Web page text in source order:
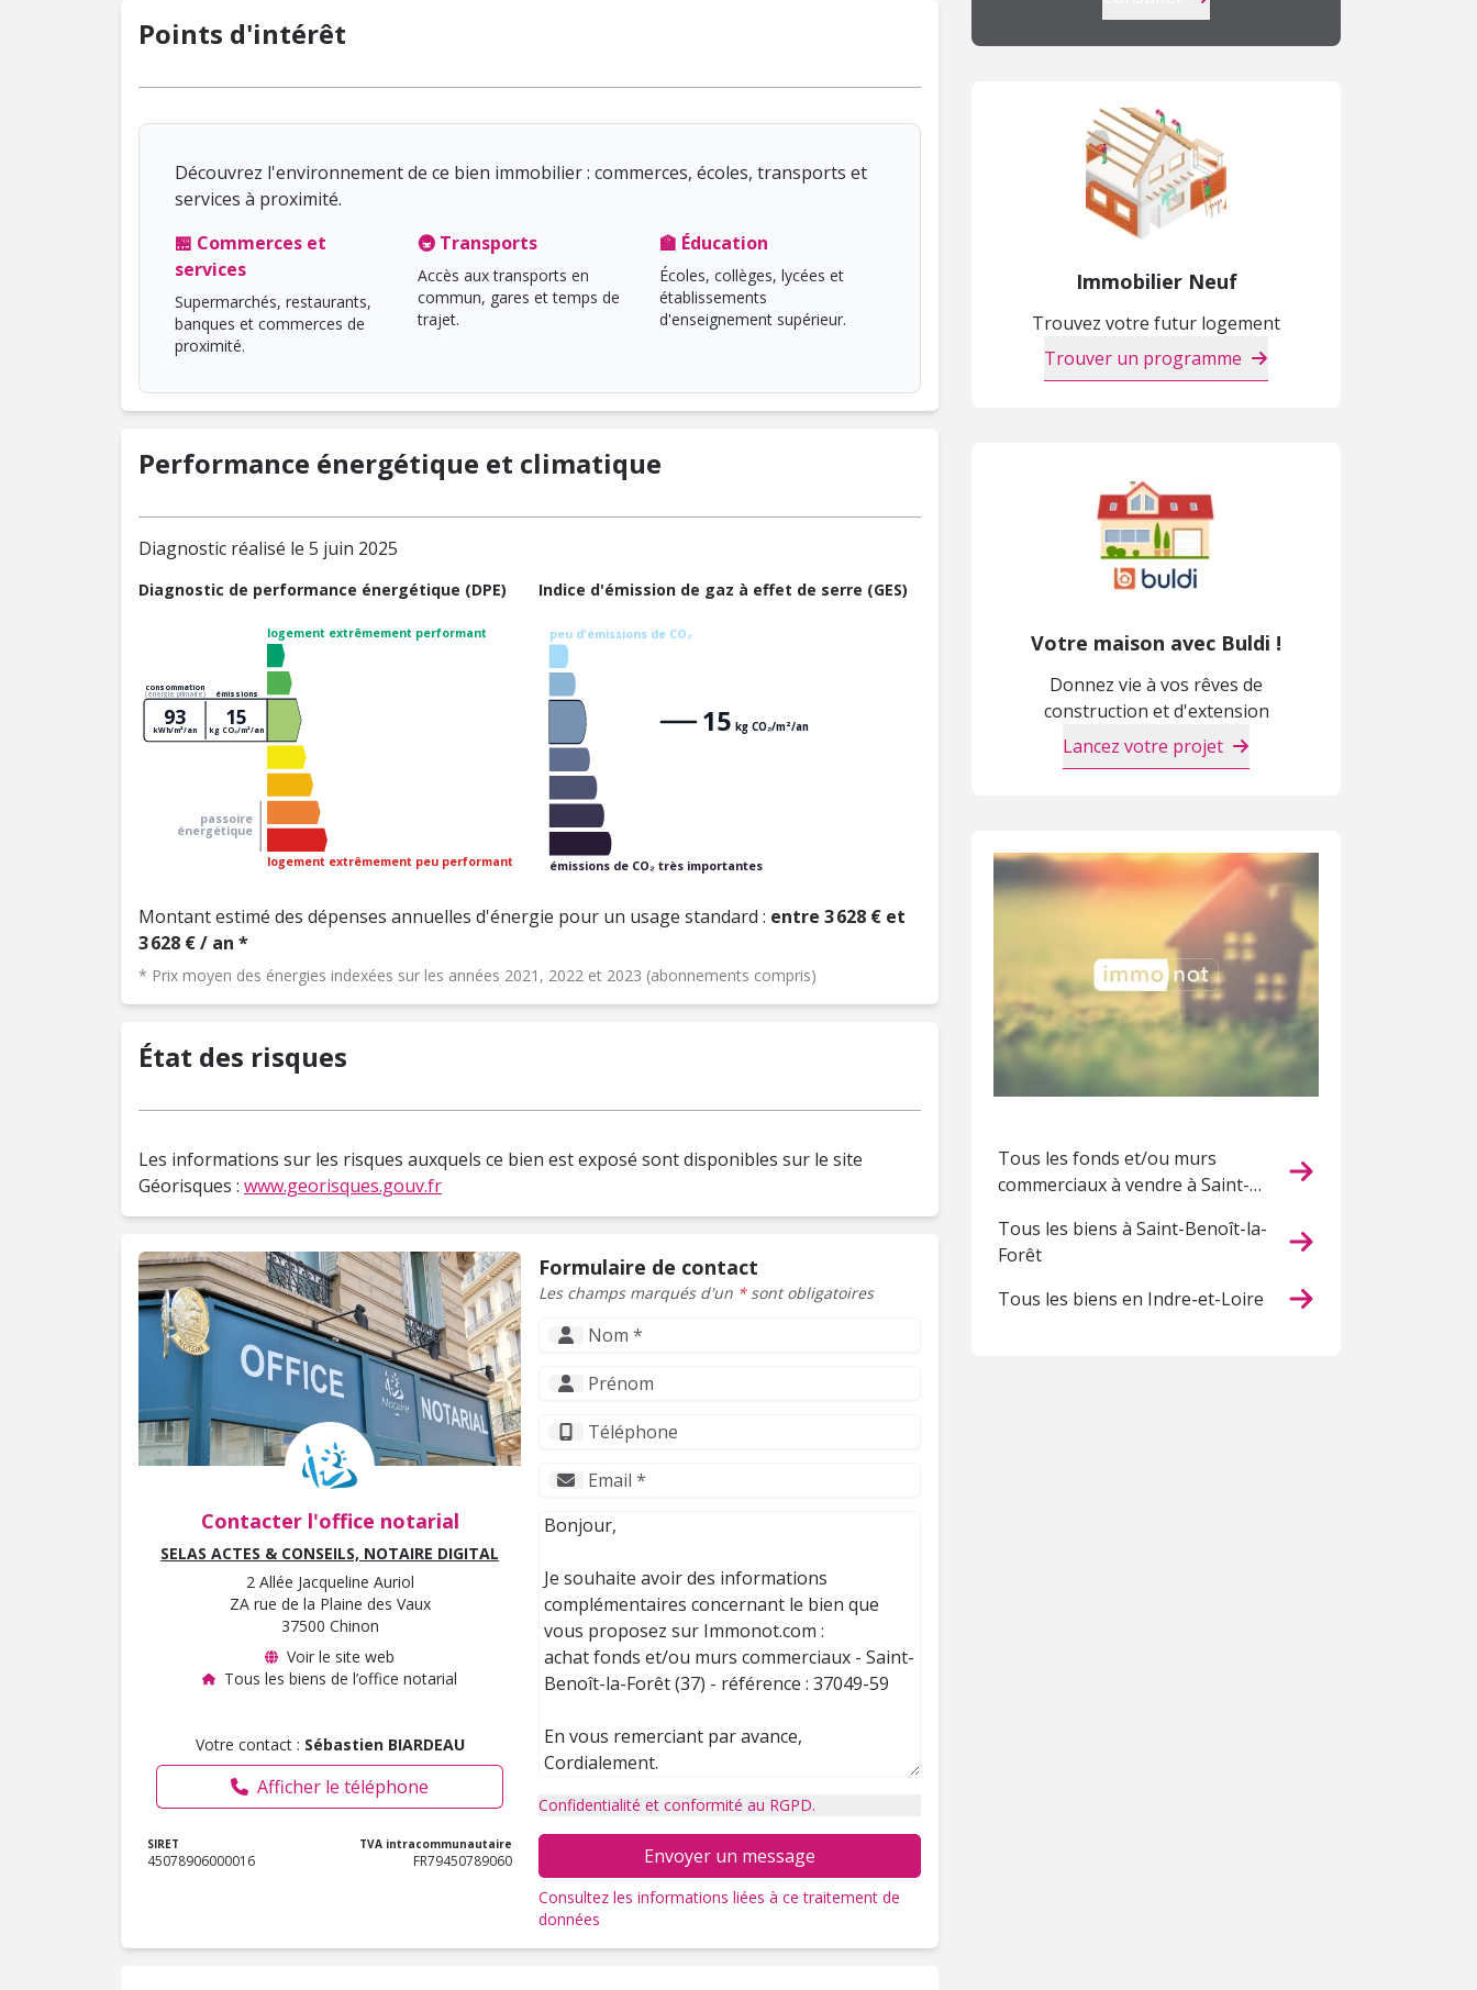
Points d'intérêt
Découvrez l'environnement de ce bien immobilier : commerces, écoles, transports et
services à proximité.
🏪 Commerces et
services
Supermarchés, restaurants,
banques et commerces de
proximité.
🚇 Transports
Accès aux transports en
commun, gares et temps de
trajet.
🏫 Éducation
Écoles, collèges, lycées et
établissements
d'enseignement supérieur.
Performance énergétique et climatique
Diagnostic réalisé le 5 juin 2025
Diagnostic de performance énergétique (DPE)
logement extrêmement performant
logement extrêmement peu performant
passoire
énergétique
consommation
(énergie primaire) émissions
93
kWh/m²/an
15
kg CO₂/m²/an
Indice d'émission de gaz à effet de serre (GES)
peu d'émissions de CO₂
émissions de CO₂ très importantes
15 kg CO₂/m²/an
Montant estimé des dépenses annuelles d'énergie pour un usage standard : entre 3 628 € et
3 628 € / an *
* Prix moyen des énergies indexées sur les années 2021, 2022 et 2023 (abonnements compris)
État des risques
Les informations sur les risques auxquels ce bien est exposé sont disponibles sur le site
Géorisques : www.georisques.gouv.fr
Contacter l'office notarial
SELAS ACTES & CONSEILS, NOTAIRE DIGITAL
2 Allée Jacqueline Auriol
ZA rue de la Plaine des Vaux
37500 Chinon
Voir le site web
Tous les biens de l’office notarial
Votre contact : Sébastien BIARDEAU
Afficher le téléphone
SIRET
45078906000016
TVA intracommunautaire
FR79450789060
Formulaire de contact
Les champs marqués d'un *sont obligatoires
Confidentialité et conformité au RGPD.
Envoyer un message
Consultez les informations liées à ce traitement de
données
Immobilier Neuf
Trouvez votre futur logement
Trouver un programme
Votre maison avec Buldi !
Donnez vie à vos rêves de
construction et d'extension
Lancez votre projet
Tous les fonds et/ou murs
commerciaux à vendre à Saint-
Tous les biens à Saint-Benoît-la-
Forêt
Tous les biens en Indre-et-Loire